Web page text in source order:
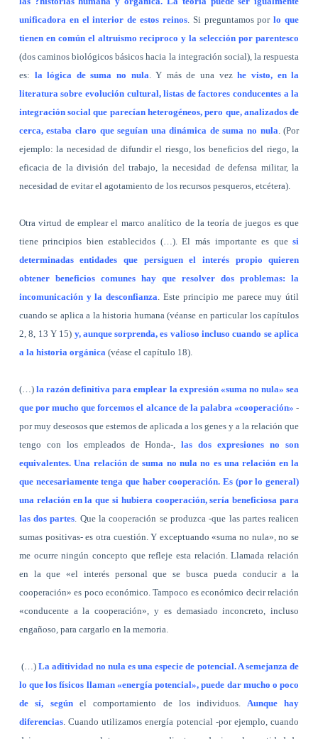
unificadora en el interior de estos reinos. Si preguntamos porlo que
tienen en común el altruismo reciproco y la selección por parentesco
(dos caminos biológicos básicos hacia la integración social), la respuesta
es: la lógica de suma no nula . Y más de una vezhe visto, en la
literatura sobre evolución cultural, listas de factores conducentes a la
integración social que parecían heterogéneos, pero que, analizados de
cerca, estaba claro que seguían una dinámica de suma no nula . (Por
ejemplo: la necesidad de difundir el riesgo, los beneficios del riego, la
eficacia de la división del trabajo, la necesidad de defensa militar, la
necesidad de evitar el agotamiento de los recursos pesqueros, etcétera).
Otra virtud de emplear el marco analítico de la teoría de juegos es que
tiene principios bien establecidos (…). El más importante es quesi
determinadas entidades que persiguen el interés propio quieren
obtener beneficios comunes hay que resolver dos problemas: la
incomunicación y la desconfianza . Este principio me parece muy útil
cuando se aplica a la historia humana (véanse en particular los capítulos
2, 8, 13 Y 15) y, aunque sorprenda, es valioso incluso cuando se aplica
a la historia orgánica (véase el capítulo 18).
(…) la razón definitiva para emplear la expresión «suma no nula» sea
que por mucho que forcemos el alcance de la palabra «cooperación» -
por muy deseosos que estemos de aplicada a los genes y a la relación que
tengo con los empleados de Honda-,las dos expresiones no son
equivalentes. Una relación de suma no nula no es una relación en la
que necesariamente tenga que haber cooperación. Es (por lo general)
una relación en la que si hubiera cooperación, sería beneficiosa para
las dos partes . Que la cooperación se produzca -que las partes realicen
sumas positivas- es otra cuestión. Y exceptuando «suma no nula», no se
me ocurre ningún concepto que refleje esta relación. Llamada relación
en la que «el interés personal que se busca pueda conducir a la
cooperación» es poco económico. Tampoco es económico decir relación
«conducente a la cooperación», y es demasiado inconcreto, incluso
engañoso, para cargarlo en la memoria.
(…)La aditividad no nula es una especie de potencial. A semejanza de
lo que los físicos llaman «energía potencial», puede dar mucho o poco
de sí, segúnel comportamiento de los individuos.
Aunque hay
diferencias. Cuando utilizamos energía potencial -por ejemplo, cuando